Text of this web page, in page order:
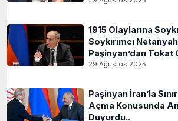
1915 Olaylarına
Soykırımcı
Paşinyan’dan Tokat
29 Ağustos 2025
Paşinyan İran’la
Açma Konusunda
Duyurdu..